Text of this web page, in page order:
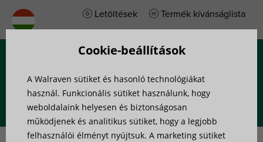
Letöltések Termék kívánságlista
Nyitóoldal»Termékek
Cookie-beállítások
A Walraven sütiket és hasonló technológiákat
használ. Funkcionális sütiket használunk, hogy
weboldalaink helyesen és biztonságosan
működjenek és analitikus sütiket, hogy a legjobb
felhasználói élményt nyújtsuk. A marketing sütiket